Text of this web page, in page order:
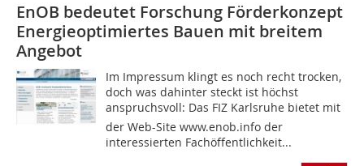
EnOB bedeutet Forschung Förderkonzept
Energieoptimiertes Bauen mit breitem
Angebot
Im Impressum klingt es noch recht trocken,
doch was dahinter steckt ist höchst
anspruchsvoll: Das FIZ Karlsruhe bietet mit
der Web-Site www.enob.info der
interessierten Fachöffentlichkeit...